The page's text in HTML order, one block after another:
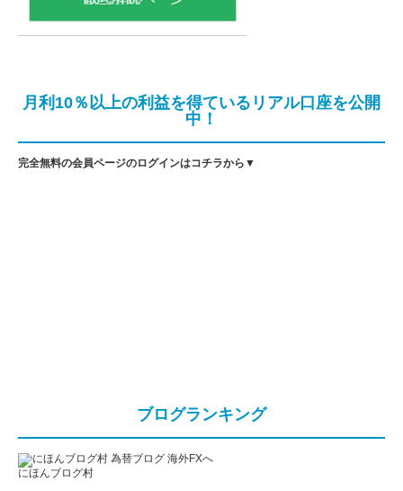
月利10％以上の利益を得ているリアル口座を公開
中！
完全無料の会員ページのログインはコチラから▼
ブログランキング
にほんブログ村